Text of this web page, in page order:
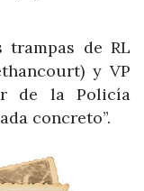
trampas de RL
y VP
de la Policía
concreto”.